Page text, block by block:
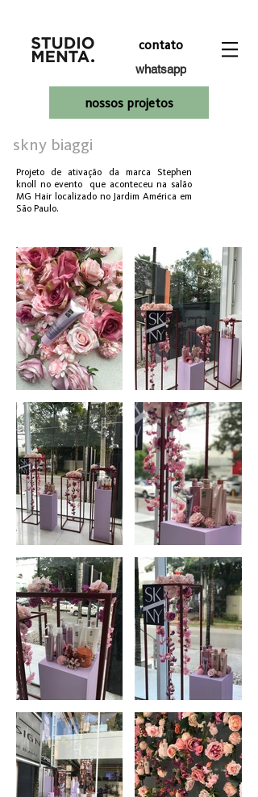
contato
whatsapp
nossos projetos
skny biaggi
Projeto de ativação da marca Stephen
knoll no evento que aconteceu na salão
MG Hair localizado no Jardim América em
São Paulo.